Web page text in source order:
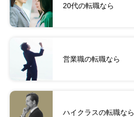
20代の転職なら
営業職の転職なら
ハイクラスの転職なら